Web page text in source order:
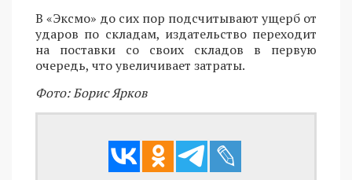
В «Эксмо» до сих пор подсчитывают ущерб от
ударов по складам, издательство переходит
на поставки со своих складов в первую
очередь, что увеличивает затраты.
Фото: Борис Ярков